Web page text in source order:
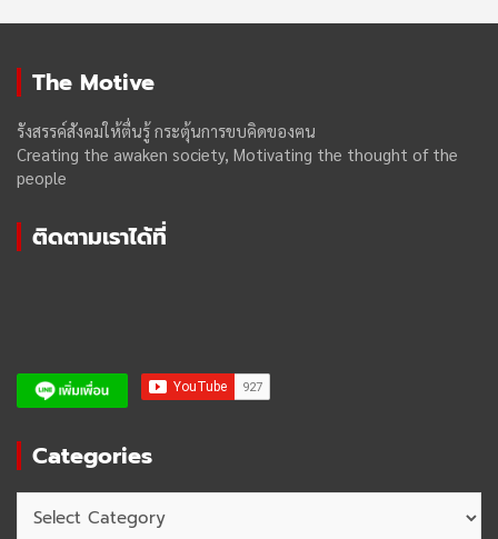
The Motive
รังสรรค์สังคมให้ตื่นรู้ กระตุ้นการขบคิดของฅน
Creating the awaken society, Motivating the thought of the
people
ติดตามเราได้ที่
Categories